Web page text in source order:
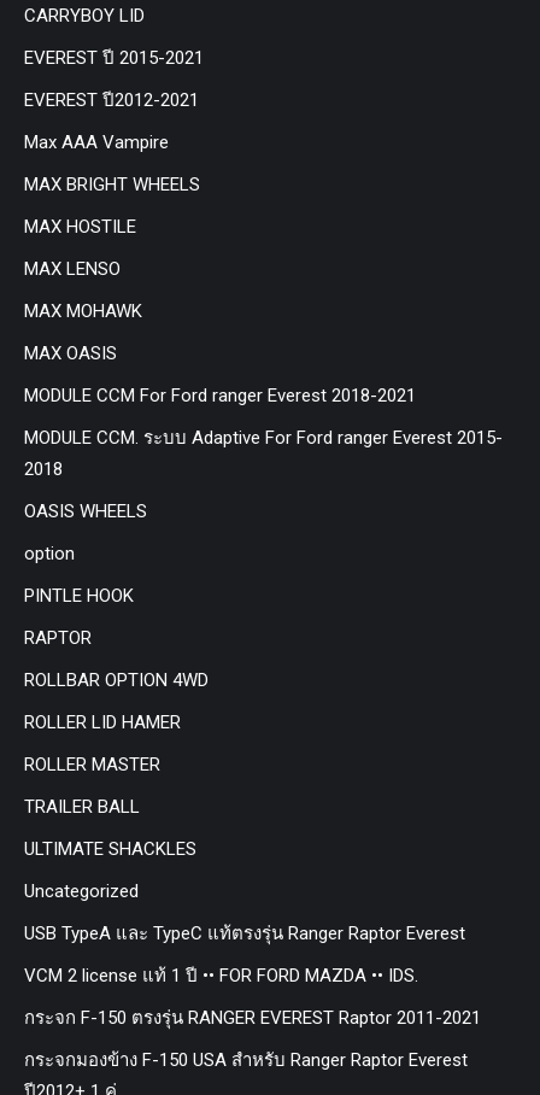
CARRYBOY LID
EVEREST ปี 2015-2021
EVEREST ปี2012-2021
Max AAA Vampire
MAX BRIGHT WHEELS
MAX HOSTILE
MAX LENSO
MAX MOHAWK
MAX OASIS
MODULE CCM For Ford ranger Everest 2018-2021
MODULE CCM. ระบบ Adaptive For Ford ranger Everest 2015-
2018
OASIS WHEELS
option
PINTLE HOOK
RAPTOR
ROLLBAR OPTION 4WD
ROLLER LID HAMER
ROLLER MASTER
TRAILER BALL
ULTIMATE SHACKLES
Uncategorized
USB TypeA และ TypeC แท้ตรงรุ่น Ranger Raptor Everest
VCM 2 license แท้ 1 ปี •• FOR FORD MAZDA •• IDS.
กระจก F-150 ตรงรุ่น RANGER EVEREST Raptor 2011-2021
กระจกมองข้าง F-150 USA สำหรับ Ranger Raptor Everest